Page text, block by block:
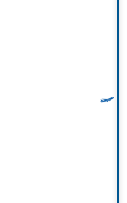
tầm
chạy